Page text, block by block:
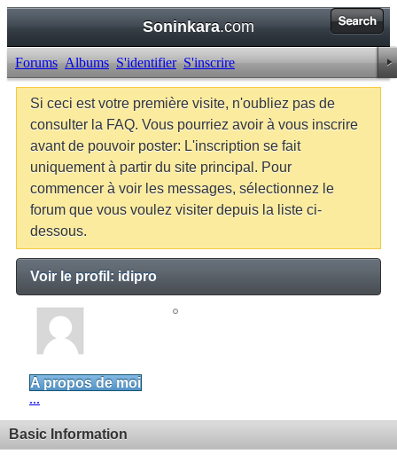
Soninkara.com
Forums Albums S'identifier S'inscrire
Si ceci est votre première visite, n'oubliez pas de
consulter la FAQ. Vous pourriez avoir à vous inscrire
avant de pouvoir poster: L'inscription se fait
uniquement à partir du site principal. Pour
commencer à voir les messages, sélectionnez le
forum que vous voulez visiter depuis la liste ci-
dessous.
Voir le profil: idipro
A propos de moi
...
Basic Information